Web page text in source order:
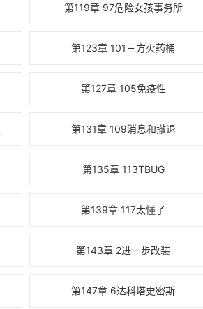
第119章 97危险女孩事务所
第123章 101三方火药桶
第127章 105免疫性
第131章 109消息和撤退
第135章 113TBUG
第139章 117太懂了
第143章 2进一步改装
第147章 6达科塔史密斯